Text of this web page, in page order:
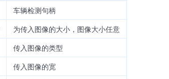
车辆检测句柄
为传入图像的大小，图像大小任意
传入图像的类型
传入图像的宽